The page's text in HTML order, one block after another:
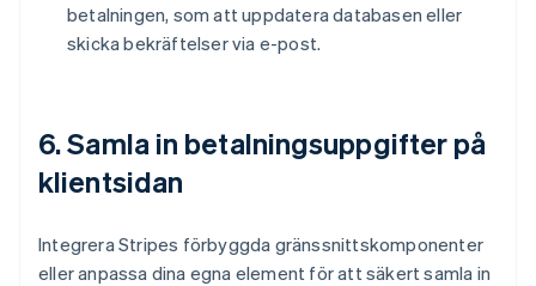
betalningen, som att uppdatera databasen eller
skicka bekräftelser via e-post.
6. Samla in betalningsuppgifter på
klientsidan
Integrera Stripes förbyggda gränssnittskomponenter
eller anpassa dina egna element för att säkert samla in